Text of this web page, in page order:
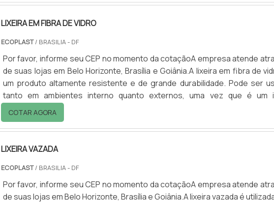
dissolvedor de resinas, emulsificador e redispersor de sistemas com
peso.
LIXEIRA EM FIBRA DE VIDRO
ECOPLAST/ BRASILIA - DF
Por favor, informe seu CEP no momento da cotaçãoA empresa atende
de suas lojas em Belo Horizonte, Brasília e Goiânia.A lixeira em fibra de
um produto altamente resistente e de grande durabilidade. Pode ser
tanto em ambientes interno quanto externos, uma vez que é um
versátil.As capacidades da lixeira podem variar de acordo com a
do cliente.Vantagens de contar com a lixeira de fibra de vidro: -
Organização; - Limpeza; - Versatilidade; - Resis.
COTAR AGORA
LIXEIRA VAZADA
ECOPLAST/ BRASILIA - DF
Por favor, informe seu CEP no momento da cotaçãoA empresa atende
de suas lojas em Belo Horizonte, Brasília e Goiânia.A lixeira vazada é